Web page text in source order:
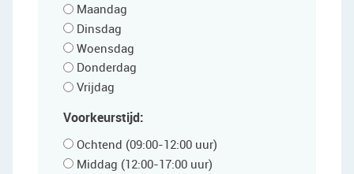
Maandag
Dinsdag
Woensdag
Donderdag
Vrijdag
Voorkeurstijd:
Ochtend (09:00-12:00 uur)
Middag (12:00-17:00 uur)